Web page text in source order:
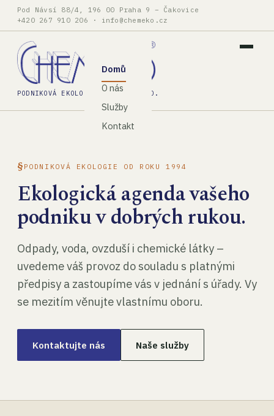
Pod Návsí 88/4, 196 00 Praha 9 – Čakovice
+420 267 910 206 · info@chemeko.cz
PODNIKOVÁ EKOLOGIE, SPOL. S R.O.
Domů
O nás
Služby
Kontakt
PODNIKOVÁ EKOLOGIE OD ROKU 1994
Ekologická agenda vašeho
podniku v dobrých rukou.
Odpady, voda, ovzduší i chemické látky –
uvedeme váš provoz do souladu s platnými
předpisy a zastoupíme vás v jednání s úřady. Vy
se mezitím věnujte vlastnímu oboru.
Kontaktujte nás Naše služby